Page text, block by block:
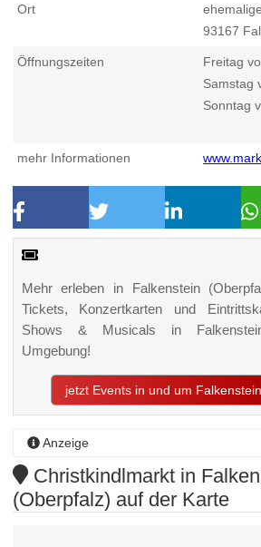
Ort
93167
Öffnungszeiten
Freitag
Samstag
Sonntag
mehr Informationen
Mehr erleben in Falkenstein
Tickets, Konzertkarten und
Shows & Musicals in
Umgebung!
jetzt Events in und um
Anzeige
Christkindlmarkt in
(Oberpfalz) auf der Karte